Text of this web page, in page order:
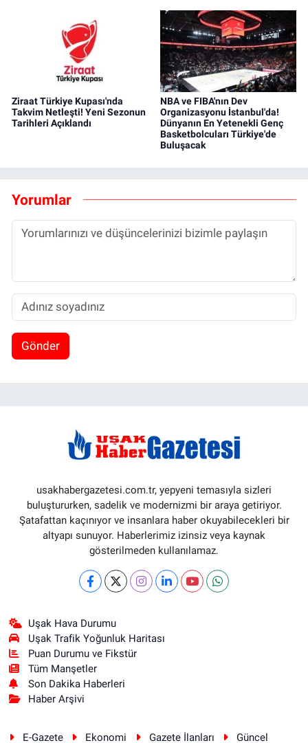
Ziraat Türkiye Kupası'nda
Takvim Netleşti! Yeni Sezonun
Tarihleri Açıklandı
NBA ve FIBA'nın Dev
Organizasyonu İstanbul'da!
Dünyanın En Yetenekli Genç
Basketbolcuları Türkiye'de
Buluşacak
Yorumlar
Gönder
usakhabergazetesi.com.tr, yepyeni temasıyla sizleri
buluştururken, sadelik ve modernizmi bir araya getiriyor.
Şatafattan kaçınıyor ve insanlara haber okuyabilecekleri bir
altyapı sunuyor. Haberlerimiz izinsiz veya kaynak
gösterilmeden kullanılamaz.
Uşak Hava Durumu
Uşak Trafik Yoğunluk Haritası
Puan Durumu ve Fikstür
Tüm Manşetler
Son Dakika Haberleri
Haber Arşivi
E-Gazete Ekonomi Gazete İlanları Güncel